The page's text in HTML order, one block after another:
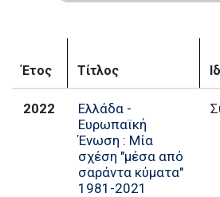
Έτος Τίτλος
2022
Ελλάδα -
Ευρωπαϊκή
Ένωση : Μία
σχέση "μέσα από
σαράντα κύματα"
1981-2021